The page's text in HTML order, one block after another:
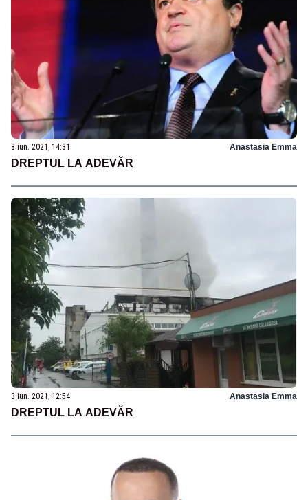
8 iun. 2021, 14:31 Anastasia Emma
DREPTUL LA ADEVĂR
3 iun. 2021, 12:54 Anastasia Emma
DREPTUL LA ADEVĂR